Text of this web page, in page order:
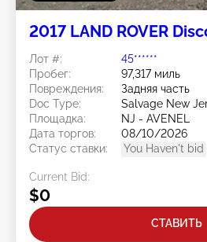
2017 LAND ROVER
Лот #:
45******
Пробег:
97,317 миль
Повреждения:
Задняя часть
Doc Type:
Salvage New
Площадка:
NJ - AVENEL
Дата торгов:
08/10/2026
Статус ставки:
You Haven't bid
Current Bid:
$0
СТАВИТЬ